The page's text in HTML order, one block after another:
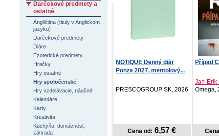
Kniha aktivít magnetické
TANGRAMY - Dopr...
Svojtka SK, 2026
Cena od: 5,92 €
NOTIQUE Denný diár
Ponza 2027, mentolový...
PRESCOGROUP SK, 2026
Cena od: 6,57 €
Případ
Jan-Erik
Omega,
Darčekové predmety a
ostatné
Angličtina (tituly v Anglickom
jazyku)
Darčekové predmety
Diáre
Ezoterické predmety
Hračky
Hry ostatné
Hry spoločenské
Hry vzdelávacie, náučné
Kalendáre
Karty
Kreativita
Kuchyňa, domácnosť,
záhrada